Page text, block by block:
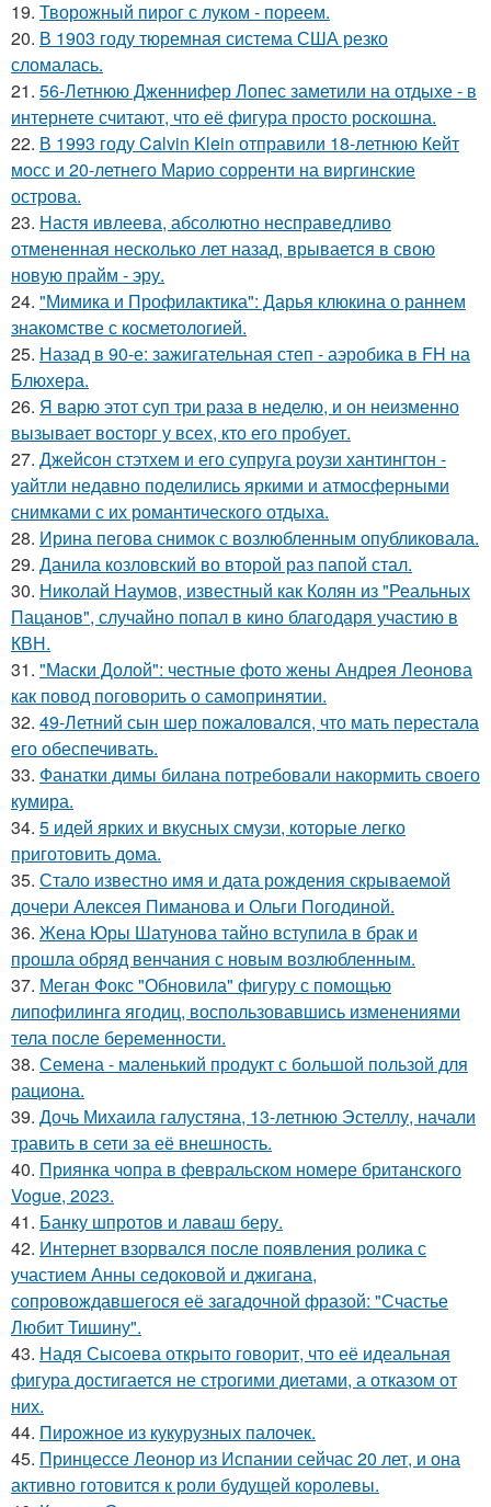
19. Творожный пирог с луком - пореем.
20. В 1903 году тюремная система США резко
сломалась.
21. 56-Летнюю Дженнифер Лопес заметили на отдыхе - в
интернете считают, что её фигура просто роскошна.
22. В 1993 году Calvin Klein отправили 18-летнюю Кейт
мосс и 20-летнего Марио сорренти на виргинские
острова.
23. Настя ивлеева, абсолютно несправедливо
отмененная несколько лет назад, врывается в свою
новую прайм - эру.
24. "Мимика и Профилактика": Дарья клюкина о раннем
знакомстве с косметологией.
25. Назад в 90-е: зажигательная степ - аэробика в FH на
Блюхера.
26. Я варю этот суп три раза в неделю, и он неизменно
вызывает восторг у всех, кто его пробует.
27. Джейсон стэтхем и его супруга роузи хантингтон -
уайтли недавно поделились яркими и атмосферными
снимками с их романтического отдыха.
28. Ирина пегова снимок с возлюбленным опубликовала.
29. Данила козловский во второй раз папой стал.
30. Николай Наумов, известный как Колян из "Реальных
Пацанов", случайно попал в кино благодаря участию в
КВН.
31. "Маски Долой": честные фото жены Андрея Леонова
как повод поговорить о самопринятии.
32. 49-Летний сын шер пожаловался, что мать перестала
его обеспечивать.
33. Фанатки димы билана потребовали накормить своего
кумира.
34. 5 идей ярких и вкусных смузи, которые легко
приготовить дома.
35. Стало известно имя и дата рождения скрываемой
дочери Алексея Пиманова и Ольги Погодиной.
36. Жена Юры Шатунова тайно вступила в брак и
прошла обряд венчания с новым возлюбленным.
37. Меган Фокс "Обновила" фигуру с помощью
липофилинга ягодиц, воспользовавшись изменениями
тела после беременности.
38. Семена - маленький продукт с большой пользой для
рациона.
39. Дочь Михаила галустяна, 13-летнюю Эстеллу, начали
травить в сети за её внешность.
40. Приянка чопра в февральском номере британского
Vogue, 2023.
41. Банку шпротов и лаваш беру.
42. Интернет взорвался после появления ролика с
участием Анны седоковой и джигана,
сопровождавшегося её загадочной фразой: "Счастье
Любит Тишину".
43. Надя Сысоева открыто говорит, что её идеальная
фигура достигается не строгими диетами, а отказом от
них.
44. Пирожное из кукурузных палочек.
45. Принцессе Леонор из Испании сейчас 20 лет, и она
активно готовится к роли будущей королевы.